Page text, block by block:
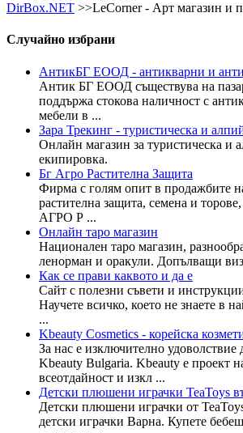
DirBox.NET >>LeCorner - Арт магазин и
Случайно избрани
АнтикБГ ЕООД - антикварни и
Антик БГ ЕООД съществува на
поддържа стокова наличност с
мебели в ...
Зара Трекинг - туристическа и
Онлайн магазин за туристическа и
екипировка.
Бг Агро Растителна Защита
Фирма с голям опит в продажбите
растителна защита, семена и
АГРО Р ...
Онлайн таро магазин
Национален таро магазин,
ленорман и оракули. Допълващи
Как се прави каквото и да е
Сайт с полезни съвети и
Научете всичко, което не знаете в
...
Kbeauty Cosmetics - корейска
За нас е изключително
Kbeauty Bulgaria. Kbeauty е проект
всеотдайност и изкл ...
Детски плюшени играчки TeaToys
Детски плюшени играчки от
детски играчки Варна. Купете